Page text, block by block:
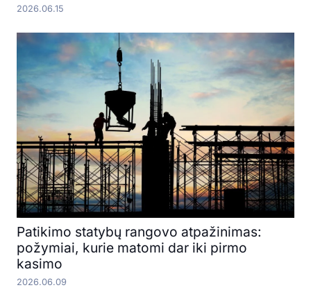
2026.06.15
Patikimo statybų rangovo atpažinimas:
požymiai, kurie matomi dar iki pirmo
kasimo
2026.06.09